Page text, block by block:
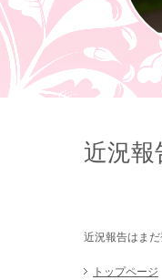
近況報
近況報告はまだ
トップページ